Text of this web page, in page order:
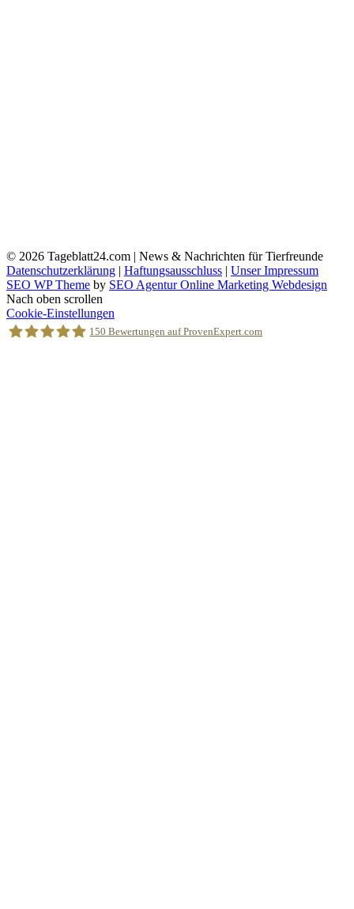
© 2026 Tageblatt24.com | News & Nachrichten für Tierfreunde
Datenschutzerklärung | Haftungsausschluss | Unser Impressum
SEO WP Theme by SEO Agentur Online Marketing Webdesign
Nach oben scrollen
Cookie-Einstellungen
150 Bewertungen auf ProvenExpert.com